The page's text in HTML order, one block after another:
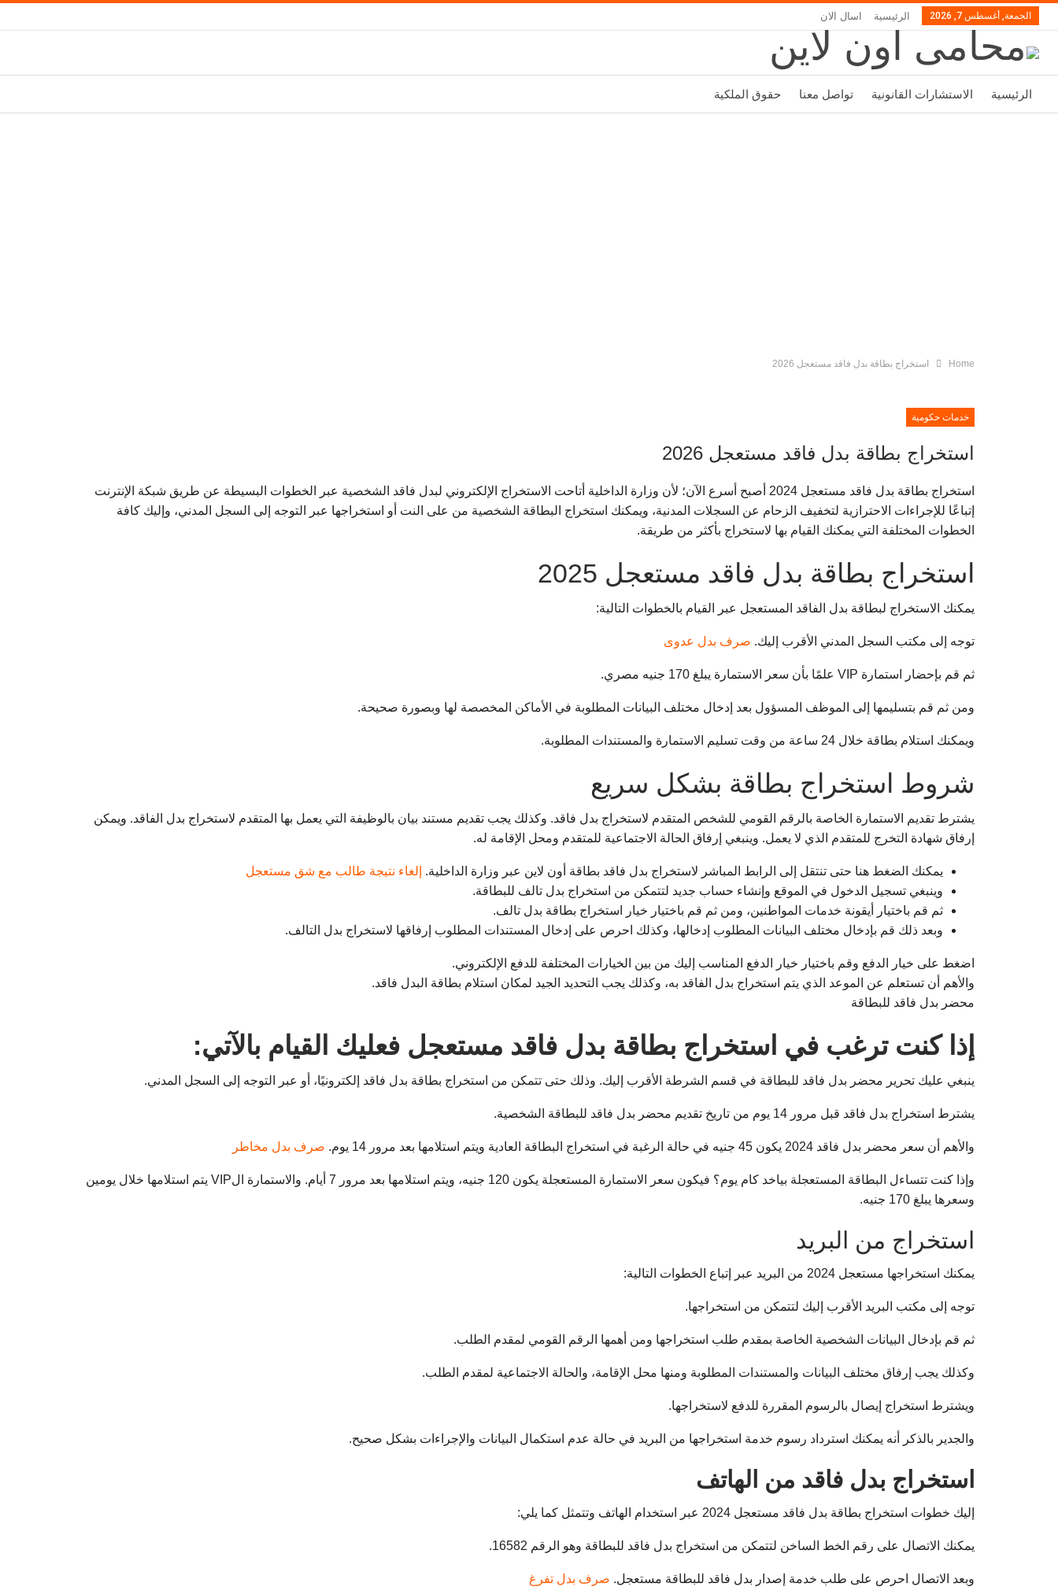
الجمعة, أغسطس 7, 2026 الرئيسية اسال الان
الرئيسية الاستشارات القانونية تواصل معنا حقوق الملكية
Home استخراج بطاقة بدل فاقد مستعجل 2026
خدمات حكومية
استخراج بطاقة بدل فاقد مستعجل 2026
استخراج بطاقة بدل فاقد مستعجل 2024 أصبح أسرع الآن؛ لأن وزارة الداخلية أتاحت الاستخراج الإلكتروني لبدل فاقد الشخصية عبر الخطوات البسيطة عن طريق شبكة الإنترنت
إتباعًا للإجراءات الاحترازية لتخفيف الزحام عن السجلات المدنية، ويمكنك استخراج البطاقة الشخصية من على النت أو استخراجها عبر التوجه إلى السجل المدني، وإليك كافة
الخطوات المختلفة التي يمكنك القيام بها لاستخراج بأكثر من طريقة.
استخراج بطاقة بدل فاقد مستعجل 2025
يمكنك الاستخراج لبطاقة بدل الفاقد المستعجل عبر القيام بالخطوات التالية:
توجه إلى مكتب السجل المدني الأقرب إليك. صرف بدل عدوى
ثم قم بإحضار استمارة VIP علمًا بأن سعر الاستمارة يبلغ 170 جنيه مصري.
ومن ثم قم بتسليمها إلى الموظف المسؤول بعد إدخال مختلف البيانات المطلوبة في الأماكن المخصصة لها وبصورة صحيحة.
ويمكنك استلام بطاقة خلال 24 ساعة من وقت تسليم الاستمارة والمستندات المطلوبة.
شروط استخراج بطاقة بشكل سريع
يشترط تقديم الاستمارة الخاصة بالرقم القومي للشخص المتقدم لاستخراج بدل فاقد. وكذلك يجب تقديم مستند بيان بالوظيفة التي يعمل بها المتقدم لاستخراج بدل الفاقد. ويمكن
إرفاق شهادة التخرج للمتقدم الذي لا يعمل. وينبغي إرفاق الحالة الاجتماعية للمتقدم ومحل الإقامة له.
يمكنك الضغط هنا حتى تنتقل إلى الرابط المباشر لاستخراج بدل فاقد بطاقة أون لاين عبر وزارة الداخلية. إلغاء نتيجة طالب مع شق مستعجل
وينبغي تسجيل الدخول في الموقع وإنشاء حساب جديد لتتمكن من استخراج بدل تالف للبطاقة.
ثم قم باختيار أيقونة خدمات المواطنين، ومن ثم قم باختيار خيار استخراج بطاقة بدل تالف.
وبعد ذلك قم بإدخال مختلف البيانات المطلوب إدخالها، وكذلك احرص على إدخال المستندات المطلوب إرفاقها لاستخراج بدل التالف.
اضغط على خيار الدفع وقم باختيار خيار الدفع المناسب إليك من بين الخيارات المختلفة للدفع الإلكتروني.
والأهم أن تستعلم عن الموعد الذي يتم استخراج بدل الفاقد به، وكذلك يجب التحديد الجيد لمكان استلام بطاقة البدل فاقد.
محضر بدل فاقد للبطاقة
إذا كنت ترغب في استخراج بطاقة بدل فاقد مستعجل فعليك القيام بالآتي:
ينبغي عليك تحرير محضر بدل فاقد للبطاقة في قسم الشرطة الأقرب إليك. وذلك حتى تتمكن من استخراج بطاقة بدل فاقد إلكترونيًا، أو عبر التوجه إلى السجل المدني.
يشترط استخراج بدل فاقد قبل مرور 14 يوم من تاريخ تقديم محضر بدل فاقد للبطاقة الشخصية.
والأهم أن سعر محضر بدل فاقد 2024 يكون 45 جنيه في حالة الرغبة في استخراج البطاقة العادية ويتم استلامها بعد مرور 14 يوم. صرف بدل مخاطر
وإذا كنت تتساءل البطاقة المستعجلة بياخد كام يوم؟ فيكون سعر الاستمارة المستعجلة يكون 120 جنيه، ويتم استلامها بعد مرور 7 أيام. والاستمارة الVIP يتم استلامها خلال يومين
وسعرها يبلغ 170 جنيه.
استخراج من البريد
يمكنك استخراجها مستعجل 2024 من البريد عبر إتباع الخطوات التالية:
توجه إلى مكتب البريد الأقرب إليك لتتمكن من استخراجها.
ثم قم بإدخال البيانات الشخصية الخاصة بمقدم طلب استخراجها ومن أهمها الرقم القومي لمقدم الطلب.
وكذلك يجب إرفاق مختلف البيانات والمستندات المطلوبة ومنها محل الإقامة، والحالة الاجتماعية لمقدم الطلب.
ويشترط استخراج إيصال بالرسوم المقررة للدفع لاستخراجها.
والجدير بالذكر أنه يمكنك استرداد رسوم خدمة استخراجها من البريد في حالة عدم استكمال البيانات والإجراءات بشكل صحيح.
استخراج بدل فاقد من الهاتف
إليك خطوات استخراج بطاقة بدل فاقد مستعجل 2024 عبر استخدام الهاتف وتتمثل كما يلي:
يمكنك الاتصال على رقم الخط الساخن لتتمكن من استخراج بدل فاقد للبطاقة وهو الرقم 16582.
وبعد الاتصال احرص على طلب خدمة إصدار بدل فاقد للبطاقة مستعجل. صرف بدل تفرغ